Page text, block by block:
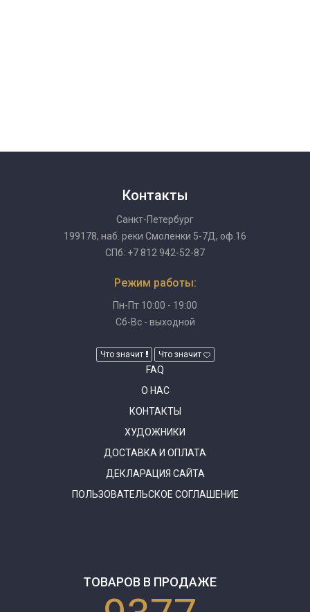
Контакты
Санкт-Петербург
199178, наб. реки Смоленки 5-7Д, оф.16
СПб: +7 812 942-52-87
Режим работы:
Пн-Пт 10:00 - 19:00
Сб-Вс - выходной
Что значит Что значит
FAQ
О НАС
КОНТАКТЫ
ХУДОЖНИКИ
ДОСТАВКА И ОПЛАТА
ДЕКЛАРАЦИЯ САЙТА
ПОЛЬЗОВАТЕЛЬСКОЕ СОГЛАШЕНИЕ
ТОВАРОВ В ПРОДАЖЕ